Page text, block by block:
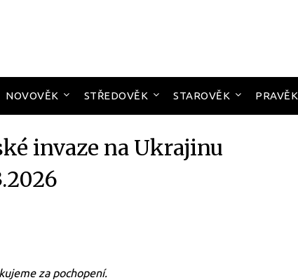
NOVOVĚK STŘEDOVĚK STAROVĚK PRAVĚK
invaze na Ukrajinu
za pochopení.